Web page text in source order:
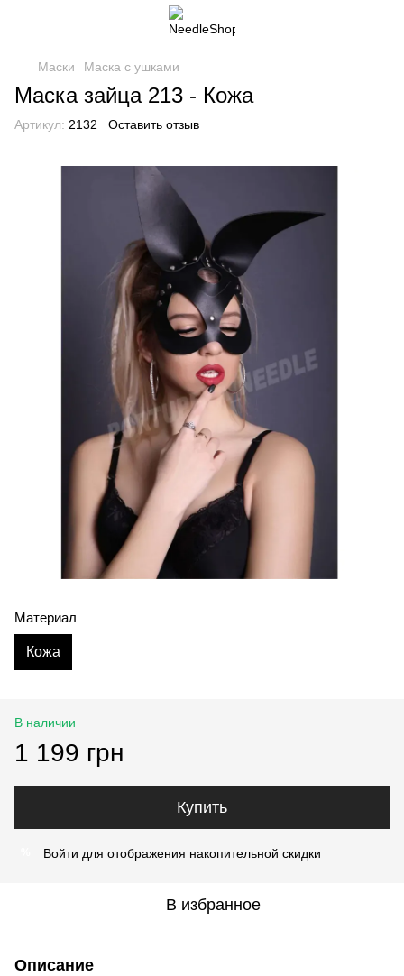
Маски Маска с ушками
Маска зайца 213 - Кожа
Артикул: 2132 Оставить отзыв
Материал
Кожа
В наличии
1 199 грн
Купить
Войти для отображения накопительной скидки
В избранное
Описание